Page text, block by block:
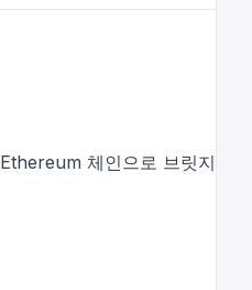
Ethereum 체인으로 브릿지